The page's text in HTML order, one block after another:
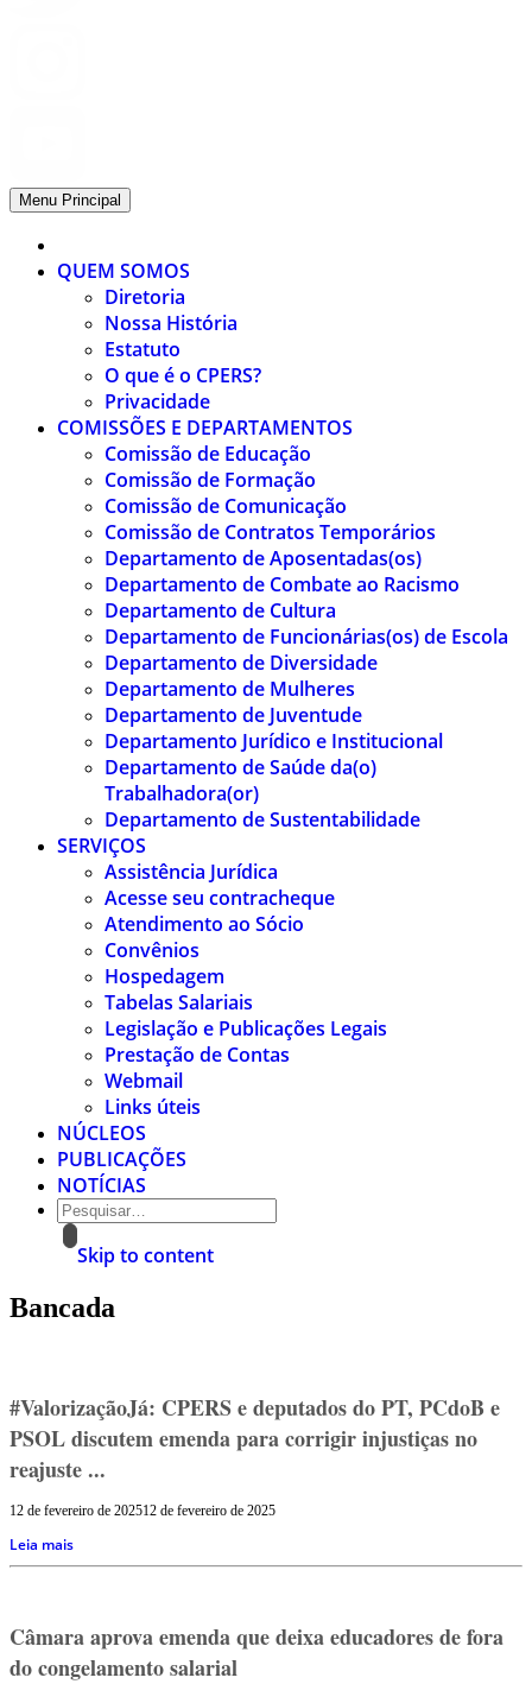
Menu Principal
QUEM SOMOS
Diretoria
Nossa História
Estatuto
O que é o CPERS?
Privacidade
COMISSÕES E DEPARTAMENTOS
Comissão de Educação
Comissão de Formação
Comissão de Comunicação
Comissão de Contratos Temporários
Departamento de Aposentadas(os)
Departamento de Combate ao Racismo
Departamento de Cultura
Departamento de Funcionárias(os) de Escola
Departamento de Diversidade
Departamento de Mulheres
Departamento de Juventude
Departamento Jurídico e Institucional
Departamento de Saúde da(o)
Trabalhadora(or)
Departamento de Sustentabilidade
SERVIÇOS
Assistência Jurídica
Acesse seu contracheque
Atendimento ao Sócio
Convênios
Hospedagem
Tabelas Salariais
Legislação e Publicações Legais
Prestação de Contas
Webmail
Links úteis
NÚCLEOS
PUBLICAÇÕES
NOTÍCIAS
Skip to content
Bancada
#ValorizaçãoJá: CPERS e deputados do PT, PCdoB e
PSOL discutem emenda para corrigir injustiças no
reajuste ...
12 de fevereiro de 202512 de fevereiro de 2025
Leia mais
Câmara aprova emenda que deixa educadores de fora
do congelamento salarial